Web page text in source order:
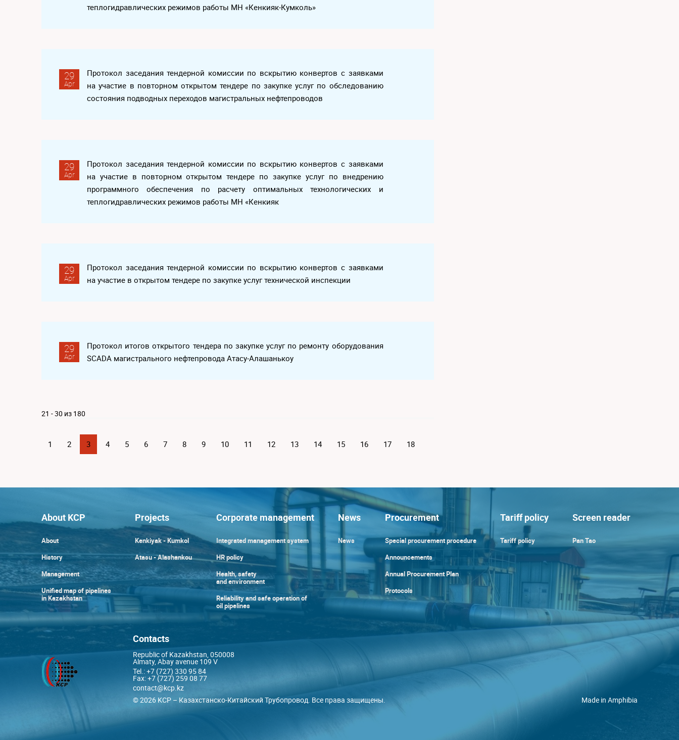
теплогидравлических режимов работы МН «Кенкияк-Кумколь»
29
Apr
Протокол заседания тендерной комиссии по вскрытию конвертов с заявками
на участие в повторном открытом тендере по закупке услуг по обследованию
состояния подводных переходов магистральных нефтепроводов
29
Apr
Протокол заседания тендерной комиссии по вскрытию конвертов с заявками
на участие в повторном открытом тендере по закупке услуг по внедрению
программного обеспечения по расчету оптимальных технологических и
теплогидравлических режимов работы МН «Кенкияк
29
Apr
Протокол заседания тендерной комиссии по вскрытию конвертов с заявками
на участие в открытом тендере по закупке услуг технической инспекции
29
Apr
Протокол итогов открытого тендера по закупке услуг по ремонту оборудования
SCADA магистрального нефтепровода Атасу-Алашанькоу
21 - 30 из 180
1 2 3 4 5 6 7 8 9 10 11 12 13 14 15 16 17 18
About KCP
About
History
Management
Unified map of pipelines
in Kazakhstan
Projects
Kenkiyak - Kumkol
Atasu - Alashankou
Corporate management
Integrated management system
HR policy
Health, safety
and environment
Reliability and safe operation of
oil pipelines
News
News
Procurement
Special procurement procedure
Announcements
Annual Procurement Plan
Protocols
Tariff policy
Tariff policy
Screen reader
Pan Tao
Contacts
Republic of Kazakhstan, 050008
Almaty, Abay avenue 109 V
Tel.: +7 (727) 330 95 84
Fax: +7 (727) 259 08 77
contact@kcp.kz
© 2026 KCP – Казахстанско-Китайский Трубопровод. Все права защищены.
Made in Amphibia